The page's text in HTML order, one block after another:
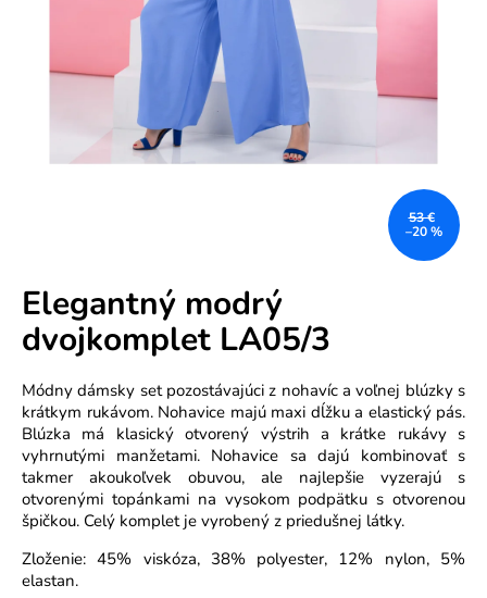
Elegantný modrý
dvojkomplet LA05/3
Módny dámsky set pozostávajúci z nohavíc a voľnej blúzky s
krátkym rukávom. Nohavice majú maxi dĺžku a elastický pás.
Blúzka má klasický otvorený výstrih a krátke rukávy s
vyhrnutými manžetami. Nohavice sa dajú kombinovať s
takmer akoukoľvek obuvou, ale najlepšie vyzerajú s
otvorenými topánkami na vysokom podpätku s otvorenou
špičkou. Celý komplet je vyrobený z priedušnej látky.
Zloženie: 45% viskóza, 38% polyester, 12% nylon, 5%
elastan.
53 €
–20 %
HĽADAŤ
O
d
p
o
r
ú
č